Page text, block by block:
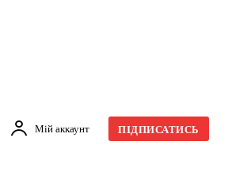
Мій аккаунт ПІДПИСАТИСЬ